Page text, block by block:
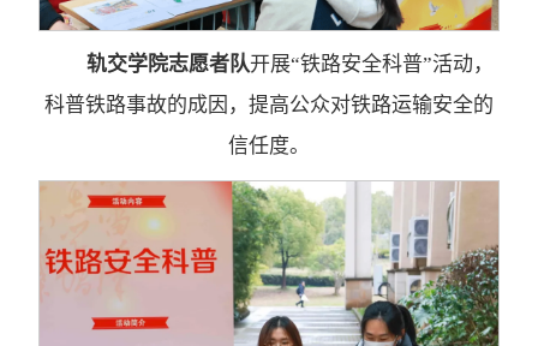
轨交学院志愿者队开展“铁路安全科普”活动，
科普铁路事故的成因，提高公众对铁路运输安全的
信任度。